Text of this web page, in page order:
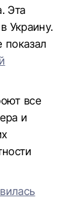
Эта
Украину.
показал
все
и